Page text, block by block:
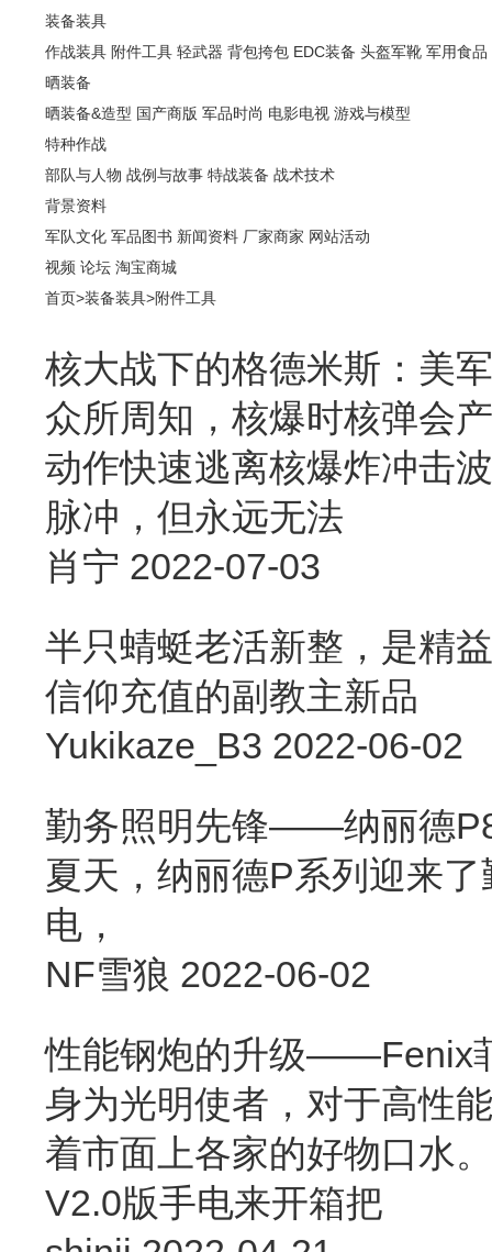
装备装具
作战装具 附件工具 轻武器 背包挎包 EDC装备 头盔军靴 军用食品
晒装备
晒装备&造型 国产商版 军品时尚 电影电视 游戏与模型
特种作战
部队与人物 战例与故事 特战装备 战术技术
背景资料
军队文化 军品图书 新闻资料 厂家商家 网站活动
视频 论坛 淘宝商城
首页>装备装具>附件工具
核大战下的格德米斯：美
众所周知，核爆时核弹会
动作快速逃离核爆炸冲击
脉冲，但永远无法
肖宁 2022-07-03
半只蜻蜓老活新整，是精
信仰充值的副教主新品
Yukikaze_B3 2022-06-02
勤务照明先锋——纳丽德
夏天，纳丽德P系列迎来
电，
NF雪狼 2022-06-02
性能钢炮的升级——Fenix
身为光明使者，对于高性
着市面上各家的好物口水
V2.0版手电来开箱把